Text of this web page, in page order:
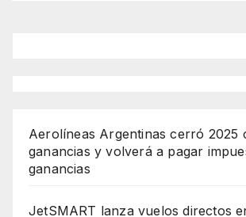
Aerolíneas Argentinas cerró 2025
ganancias y volverá a pagar
ganancias
JetSMART lanza vuelos directos